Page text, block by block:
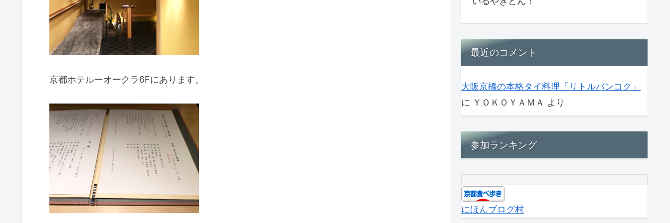
京都ホテルーオークラ6Fにあります。
最近のコメント
大阪京橋の本格タイ料理「リトルバンコク」
に ＹＯＫＯＹＡＭＡ より
参加ランキング
にほんブログ村